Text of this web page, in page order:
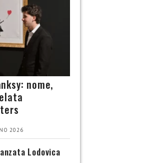
nome,
2026
Lodovica